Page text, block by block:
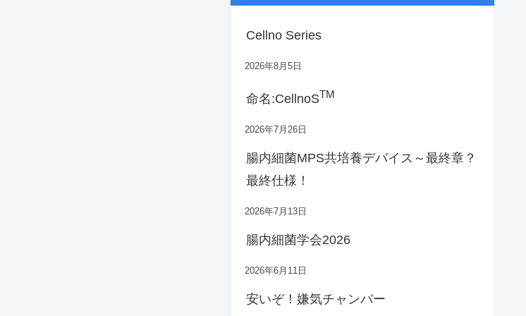
Cellno Series
2026年8月5日
命名:CellnoSTM
2026年7月26日
腸内細菌MPS共培養デバイス～最終章？
最終仕様！
2026年7月13日
腸内細菌学会2026
2026年6月11日
安いぞ！嫌気チャンバー